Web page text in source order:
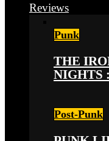
Reviews
Punk
THE
NIGHTS
Post-Punk